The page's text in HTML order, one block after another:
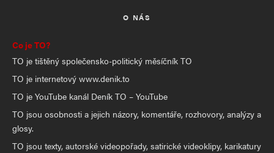
O NÁS
Co je TO?
TO je tištěný společensko-politický měsíčník TO
TO je internetový www.denik.to
TO je YouTube kanál Deník TO – YouTube
TO jsou osobnosti a jejich názory, komentáře, rozhovory, analýzy a
glosy.
TO jsou texty, autorské videopořady, satirické videoklipy, karikatury